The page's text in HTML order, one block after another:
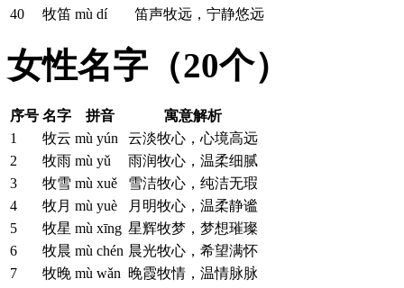
40
牧笛 mù dí 笛声牧远，宁静悠远
女性名字（20个）
序号 名字 拼音
寓意解析
1
牧云 mù yún
云淡牧心，心境高远
2
牧雨 mù yǔ
雨润牧心，温柔细腻
3
牧雪 mù xuě
雪洁牧心，纯洁无瑕
4
牧月 mù yuè
月明牧心，温柔静谧
5
牧星 mù xīng 星辉牧梦，梦想璀璨
6
牧晨 mù chén 晨光牧心，希望满怀
7
牧晚 mù wǎn 晚霞牧情，温情脉脉